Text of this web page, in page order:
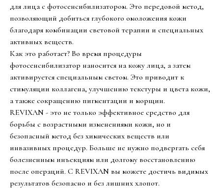
для лица с фотосенсибилизатором. Это передовой метод,
позволяющий добиться глубокого омоложения кожи
благодаря комбинации световой терапии и специальных
активных веществ.
Как это работает? Во время процедуры
фотосенсибилизатор наносится на кожу лица, а затем
активируется специальным светом. Это приводит к
стимуляции коллагена, улучшению текстуры и цвета кожи,
а также сокращению пигментации и морщин.
REVIXAN - это не только эффективное средство для
борьбы с возрастными изменениями кожи, но и
безопасный метод без химических веществ или
инвазивных процедур. Больше не нужно подвергать себя
болезненным инъекциям или долгому восстановлению
после операций. С REVIXAN вы можете достичь видимых
результатов безопасно и без лишних хлопот.